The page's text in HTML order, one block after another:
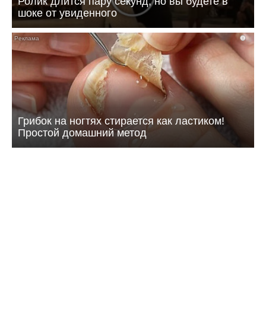
шоке от увиденного
i
Грибок на ногтях стирается как ластиком!
Простой домашний метод